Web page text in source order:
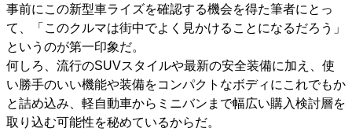
事前にこの新型車ライズを確認する機会を得た筆者にとっ
て、「このクルマは街中でよく見かけることになるだろう」
というのが第一印象だ。
何しろ、流行のSUVスタイルや最新の安全装備に加え、使
い勝手のいい機能や装備をコンパクトなボディにこれでもか
と詰め込み、軽自動車からミニバンまで幅広い購入検討層を
取り込む可能性を秘めているからだ。